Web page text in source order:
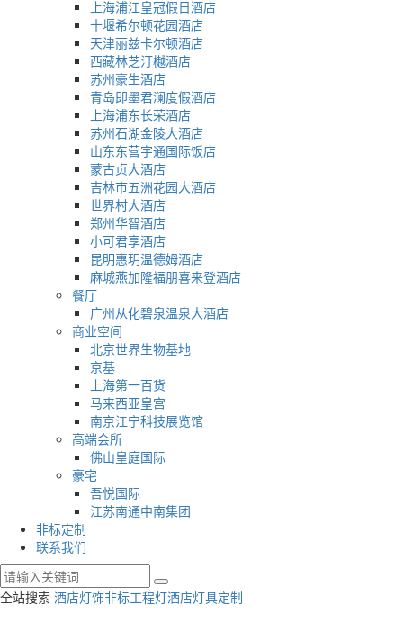
上海浦江皇冠假日酒店
十堰希尔顿花园酒店
天津丽兹卡尔顿酒店
西藏林芝汀樾酒店
苏州豪生酒店
青岛即墨君澜度假酒店
上海浦东长荣酒店
苏州石湖金陵大酒店
山东东营宇通国际饭店
蒙古贞大酒店
吉林市五洲花园大酒店
世界村大酒店
郑州华智酒店
小可君享酒店
昆明惠玥温德姆酒店
麻城燕加隆福朋喜来登酒店
餐厅
广州从化碧泉温泉大酒店
商业空间
北京世界生物基地
京基
上海第一百货
马来西亚皇宫
南京江宁科技展览馆
高端会所
佛山皇庭国际
豪宅
吾悦国际
江苏南通中南集团
非标定制
联系我们
全站搜索 酒店灯饰非标工程灯酒店灯具定制